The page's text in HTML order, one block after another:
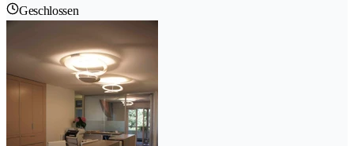
Geschlossen